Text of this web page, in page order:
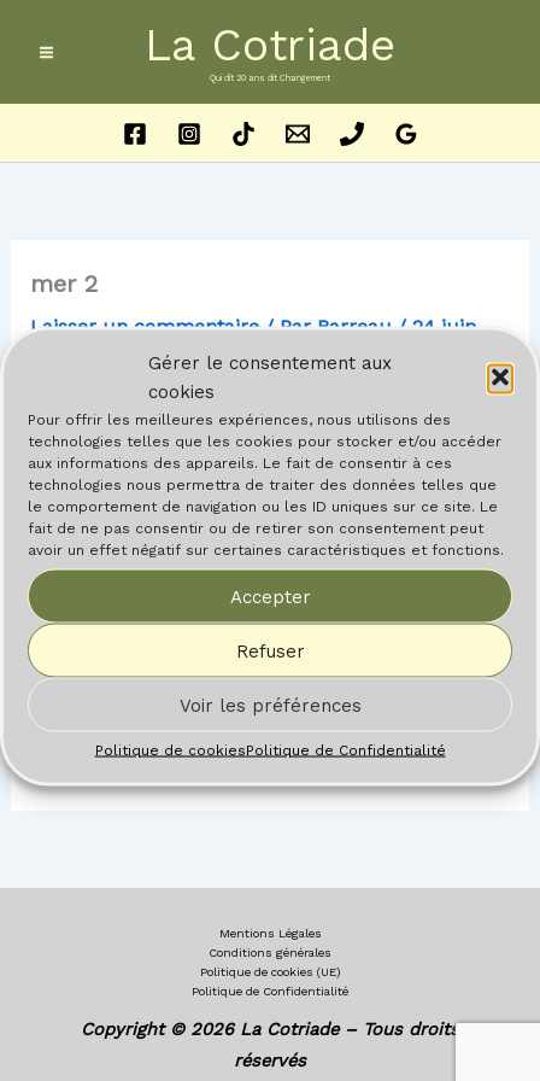
Gérer le consentement aux
cookies
Pour offrir les meilleures expériences, nous utilisons des
technologies telles que les cookies pour stocker et/ou accéder
aux informations des appareils. Le fait de consentir à ces
technologies nous permettra de traiter des données telles que
le comportement de navigation ou les ID uniques sur ce site. Le
fait de ne pas consentir ou de retirer son consentement peut
avoir un effet négatif sur certaines caractéristiques et fonctions.
Accepter
Refuser
Voir les préférences
Politique de cookiesPolitique de Confidentialité
La Cotriade
Qui dit 20 ans dit Changement
mer 2
Laisser un commentaire / ParBarreau/24 juin
PRÉCÉDENT
vous connecter
commentaire.
Mentions Légales
Conditions générales
Politique de cookies (UE)
Politique de Confidentialité
Copyright © 2026 La Cotriade – Tous droits
réservés